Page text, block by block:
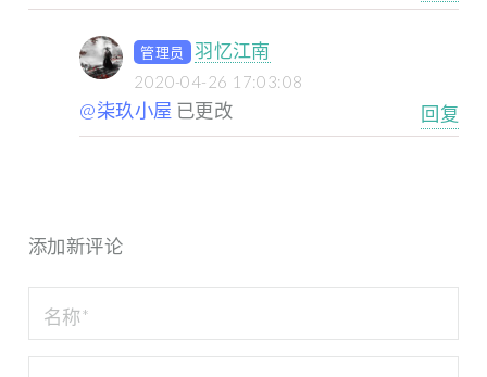
管理员 羽忆江南
2020-04-26 17:03:08
@柒玖小屋 已更改 回复
添加新评论